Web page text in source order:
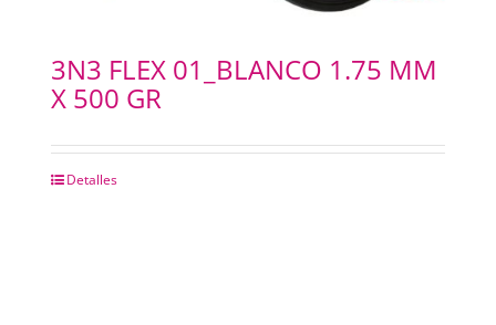
3N3 FLEX 01_BLANCO 1.75 MM
X 500 GR
Detalles